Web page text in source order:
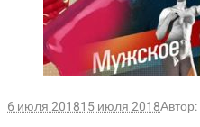
6 июля 201815 июля 2018Автор: